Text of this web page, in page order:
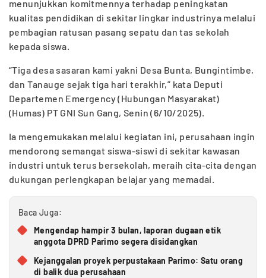
menunjukkan komitmennya terhadap peningkatan
kualitas pendidikan di sekitar lingkar industrinya melalui
pembagian ratusan pasang sepatu dan tas sekolah
kepada siswa.
“Tiga desa sasaran kami yakni Desa Bunta, Bungintimbe,
dan Tanauge sejak tiga hari terakhir,” kata Deputi
Departemen Emergency (Hubungan Masyarakat)
(Humas) PT GNI Sun Gang, Senin (6/10/2025).
Ia mengemukakan melalui kegiatan ini, perusahaan ingin
mendorong semangat siswa-siswi di sekitar kawasan
industri untuk terus bersekolah, meraih cita-cita dengan
dukungan perlengkapan belajar yang memadai.
Baca Juga:
Mengendap hampir 3 bulan, laporan dugaan etik
anggota DPRD Parimo segera disidangkan
Kejanggalan proyek perpustakaan Parimo: Satu orang
di balik dua perusahaan